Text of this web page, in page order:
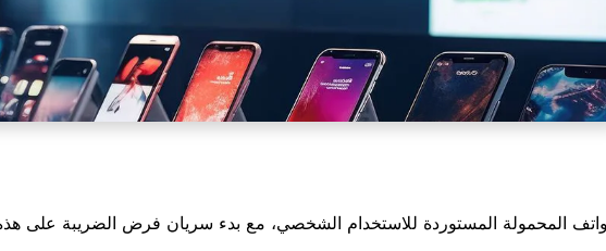
المحمولة المستوردة للاستخدام الشخصي، مع بدء سريان فرض الضريبة على هذه الأجهزة